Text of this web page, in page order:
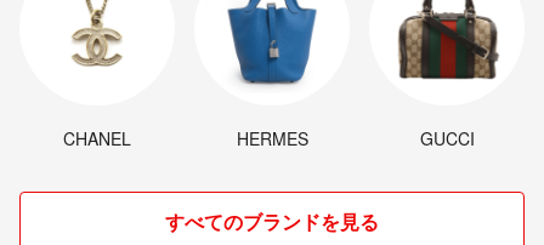
CHANEL HERMES GUCCI
すべてのブランドを見る